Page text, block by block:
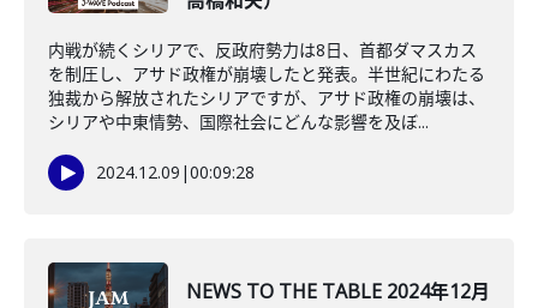
内戦が続くシリアで、反政府勢力は8日、首都ダマスカス
を制圧し、アサド政権が崩壊したと発表。半世紀にわたる
独裁から解放されたシリアですが、アサド政権の崩壊は、
シリアや中東情勢、国際社会にどんな影響を及ぼ...
2024.12.09 |00:09:28
NEWS TO THE TABLE 2024年12月